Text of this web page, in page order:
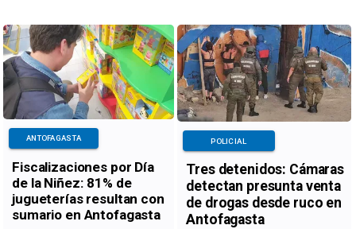
Fiscalizaciones por Día
de la Niñez: 81% de
jugueterías resultan con
sumario en Antofagasta
ANTOFAGASTA
Tres detenidos: Cámaras
detectan presunta venta
de drogas desde ruco en
Antofagasta
POLICIAL